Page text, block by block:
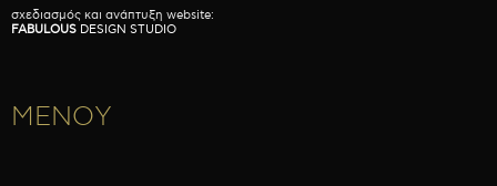
σχεδιασμός και ανάπτυξη website:
FABULOUS DESIGN STUDIO
ΜΕΝΟΥ